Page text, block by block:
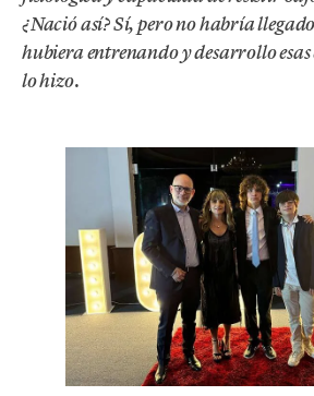
¿Nació así? Sí, pero no habría
hubiera entrenando y desarrollo
lo hizo.